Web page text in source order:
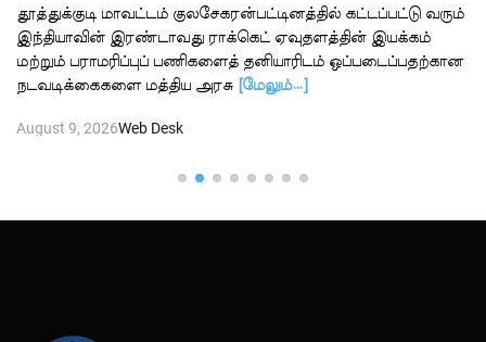
தூத்துக்குடி மாவட்டம் குலசேகரன்பட்டினத்தில் கட்டப்பட்டு வரும்
இந்தியாவின் இரண்டாவது ராக்கெட் ஏவுதளத்தின் இயக்கம்
மற்றும் பராமரிப்புப் பணிகளைத் தனியாரிடம் ஒப்படைப்பதற்கான
நடவடிக்கைகளை மத்திய அரசு
[மேலும்…]
August 9, 2026Web Desk